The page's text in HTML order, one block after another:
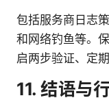
包括服务商日志
和网络钓鱼等。
启两步验证、定期
11. 结语与